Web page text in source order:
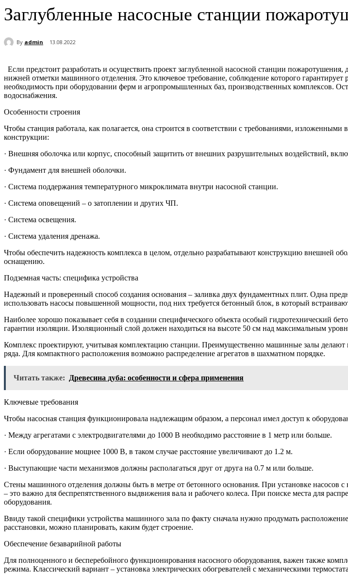
Заглубленные насосные станции
By admin 13.08.2022
Если предстоит разработать и осуществить проект заглубленной насосной станции
нижней отметки машинного отделения. Это ключевое требование, соблюдение которого
необходимость при оборудовании ферм и агропромышленных баз, производственных комплексов.
водоснабжения.
Особенности строения
Чтобы станция работала, как полагается, она строится в соответствии с требованиями,
конструкции:
· Внешняя оболочка или корпус, способный защитить от внешних разрушительных воздействий,
· Фундамент для внешней оболочки.
· Система поддержания температурного микроклимата внутри насосной станции.
· Система оповещений – о затоплении и других ЧП.
· Система освещения.
· Система удаления дренажа.
Чтобы обеспечить надежность комплекса в целом, отдельно разрабатывают конструкцию внешней
оснащению.
Подземная часть: специфика устройства
Надежный и проверенный способ создания основания – заливка двух фундаментных плит. Одна
использовать насосы повышенной мощности, под них требуется бетонный блок, в который
Наиболее хорошо показывает себя в создании специфического объекта особый гидротехнический
гарантии изоляции. Изоляционный слой должен находиться на высоте 50 см над максимальным
Комплекс проектируют, учитывая комплектацию станции. Преимущественно машинные залы
ряда. Для компактного расположения возможно распределение агрегатов в шахматном порядке.
Читать также: Древесина дуба: особенности и сфера применения
Ключевые требования
Чтобы насосная станция функционировала надлежащим образом, а персонал имел доступ к
· Между агрегатами с электродвигателями до 1000 В необходимо расстояние в 1 метр или больше.
· Если оборудование мощнее 1000 В, в таком случае расстояние увеличивают до 1.2 м.
· Выступающие части механизмов должны располагаться друг от друга на 0.7 м или больше.
Стены машинного отделения должны быть в метре от бетонного основания. При установке насосов
– это важно для беспрепятственного выдвижения вала и рабочего колеса. При поиске места для
оборудования.
Ввиду такой специфики устройства машинного зала по факту сначала нужно продумать
расстановки, можно планировать, каким будет строение.
Обеспечение безаварийной работы
Для полноценного и бесперебойного функционирования насосного оборудования, важен также
режима. Классический вариант – установка электрических обогревателей с механическими